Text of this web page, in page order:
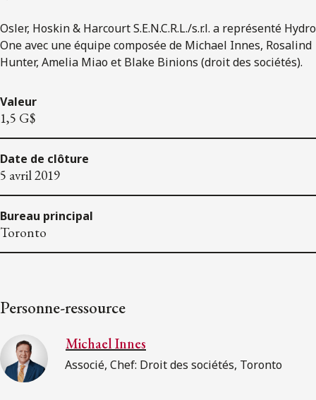
Osler, Hoskin & Harcourt S.E.N.C.R.L./s.r.l. a représenté Hydro
One avec une équipe composée de Michael Innes, Rosalind
Hunter, Amelia Miao et Blake Binions (droit des sociétés).
Valeur
1,5 G$
Date de clôture
5 avril 2019
Bureau principal
Toronto
Personne-ressource
Michael Innes
Associé, Chef: Droit des sociétés, Toronto